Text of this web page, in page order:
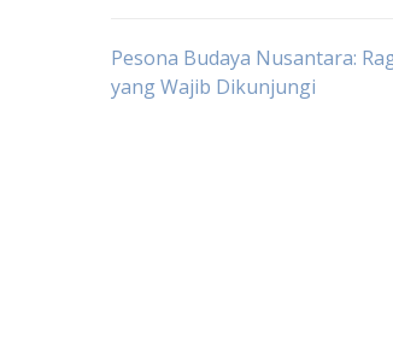
Post
Pesona Budaya Nusantara:
yang Wajib Dikunjungi